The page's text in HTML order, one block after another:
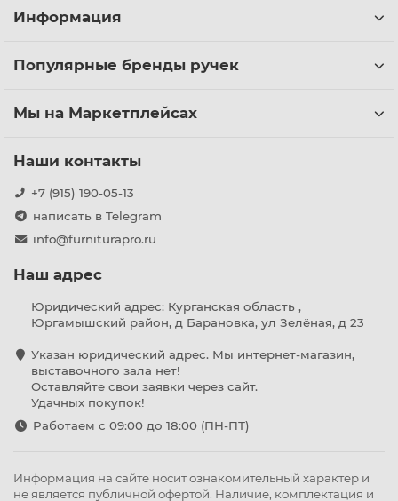
Информация
Популярные бренды ручек
Мы на Маркетплейсах
Наши контакты
+7 (915) 190-05-13
написать в Telegram
info@furniturapro.ru
Наш адрес
Юридический адрес: Курганская область ,
Юргамышский район, д Барановка, ул Зелёная, д 23
Указан юридический адрес. Мы интернет-магазин,
выставочного зала нет!
Оставляйте свои заявки через сайт.
Удачных покупок!
Работаем с 09:00 до 18:00 (ПН-ПТ)
Информация на сайте носит ознакомительный характер и
не является публичной офертой. Наличие, комплектация и